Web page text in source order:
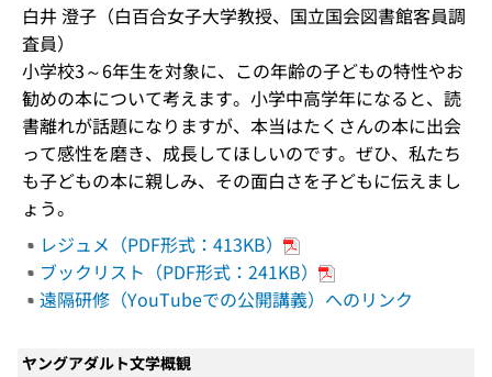
白井 澄子（白百合女子大学教授、国立国会図書館客員調
査員）
小学校3～6年生を対象に、この年齢の子どもの特性やお
勧めの本について考えます。小学中高学年になると、読
書離れが話題になりますが、本当はたくさんの本に出会
って感性を磨き、成長してほしいのです。ぜひ、私たち
も子どもの本に親しみ、その面白さを子どもに伝えまし
ょう。
レジュメ（PDF形式：413KB）
ブックリスト（PDF形式：241KB）
遠隔研修（YouTubeでの公開講義）へのリンク
ヤングアダルト文学概観